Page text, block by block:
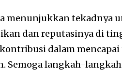
menunjukkan tekadnya
dan reputasinya di
dalam
Semoga langkah-